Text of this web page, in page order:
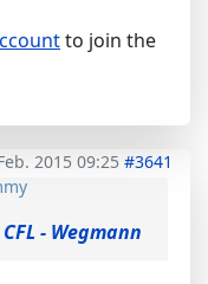
to join the
2015 09:25 #3641
- Wegmann